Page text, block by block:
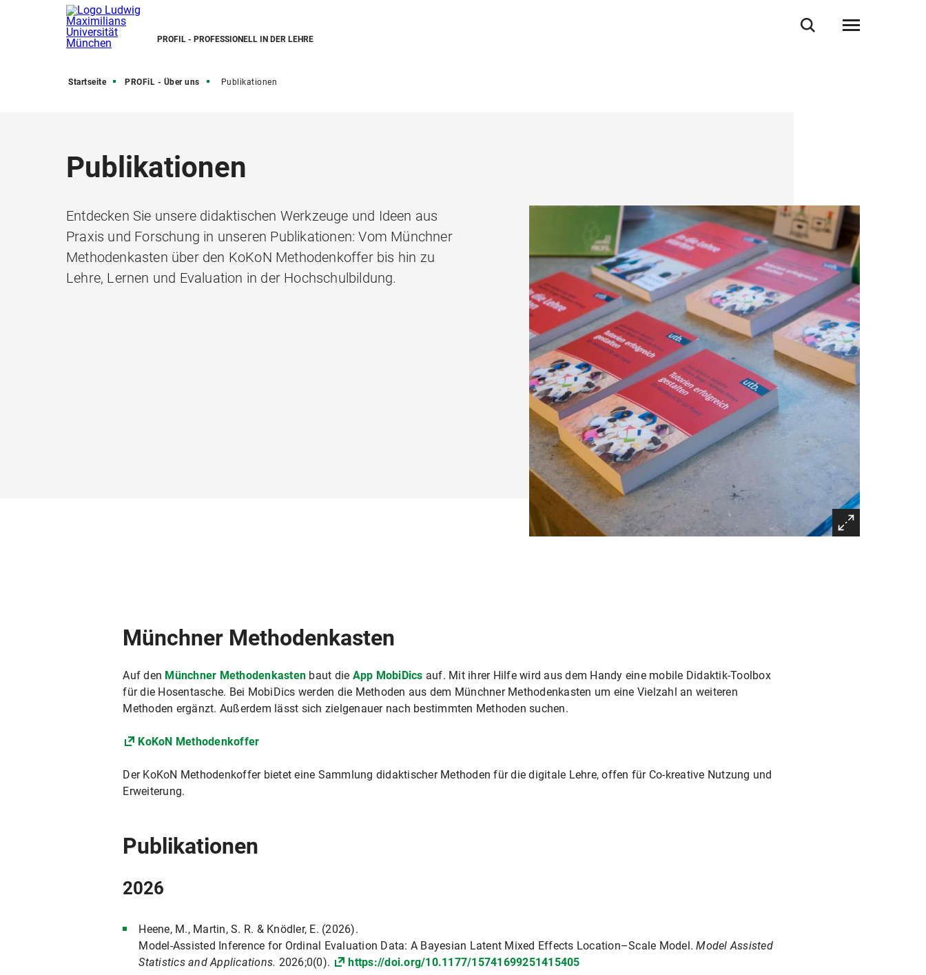
PROFIL - PROFESSIONELL IN DER LEHRE
Startseite PROFiL - Über uns Publikationen
Publikationen
Entdecken Sie unsere didaktischen Werkzeuge und Ideen aus
Praxis und Forschung in unseren Publikationen: Vom Münchner
Methodenkasten über den KoKoN Methodenkoffer bis hin zu
Lehre, Lernen und Evaluation in der Hochschulbildung.
Münchner Methodenkasten
Auf den Münchner Methodenkasten baut die App MobiDics auf. Mit ihrer Hilfe wird aus dem Handy eine mobile Didaktik-Toolbox
für die Hosentasche. Bei MobiDics werden die Methoden aus dem Münchner Methodenkasten um eine Vielzahl an weiteren
Methoden ergänzt. Außerdem lässt sich zielgenauer nach bestimmten Methoden suchen.
KoKoN Methodenkoffer
Der KoKoN Methodenkoffer bietet eine Sammlung didaktischer Methoden für die digitale Lehre, offen für Co-kreative Nutzung und
Erweiterung.
Publikationen
2026
Heene, M., Martin, S. R. & Knödler, E. (2026).
Model-Assisted Inference for Ordinal Evaluation Data: A Bayesian Latent Mixed Effects Location–Scale Model.Model Assisted
Statistics and Applications. 2026;0(0). https://doi.org/10.1177/15741699251415405